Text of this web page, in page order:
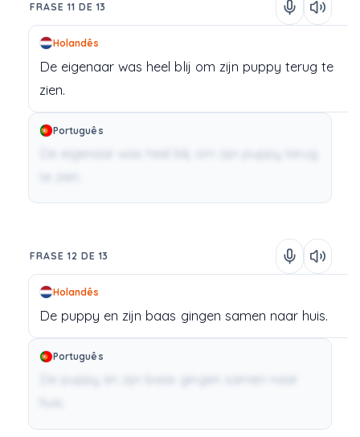
FRASE 11 DE 13
Holandês
De eigenaarwas heel blij om zijn puppyterug te
zien.
Português
De eigenaar was heel blij om zijn puppy terug
FRASE 12 DE 13
Holandês
De puppy en zijn baas gingen samen naar huis.
Português